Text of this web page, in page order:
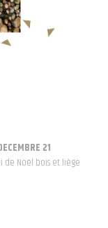
21
de Noël bois et liège